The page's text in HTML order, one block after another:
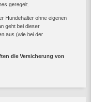
geregelt.
Hundehalter ohne eigenen
geht bei dieser
aus (wie bei der
die Versicherung von